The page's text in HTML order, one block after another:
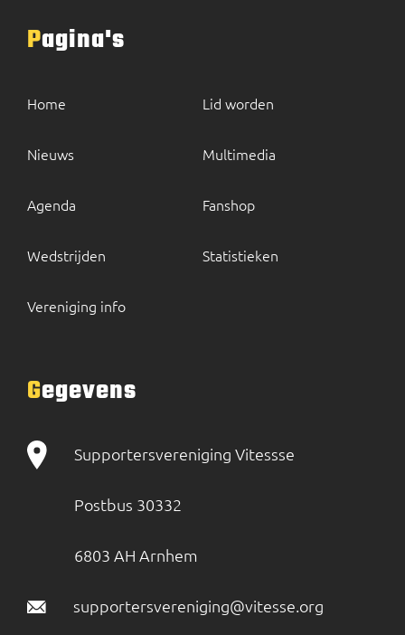
Pagina's
Home
Nieuws
Agenda
Wedstrijden
Vereniging info
Lid worden
Multimedia
Fanshop
Statistieken
Gegevens
Supportersvereniging Vitessse
Postbus 30332
6803 AH Arnhem
supportersvereniging@vitesse.org